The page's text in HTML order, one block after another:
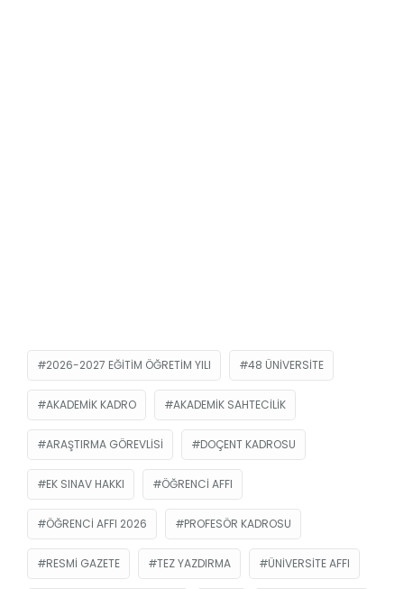
2026-2027 EĞITIM ÖĞRETIM YILI 48 ÜNIVERSITE
AKADEMIK KADRO AKADEMIK SAHTECILIK
ARAŞTIRMA GÖREVLISI DOÇENT KADROSU
EK SINAV HAKKI ÖĞRENCI AFFI
ÖĞRENCI AFFI 2026 PROFESÖR KADROSU
RESMİ GAZETE TEZ YAZDIRMA ÜNIVERSITE AFFI